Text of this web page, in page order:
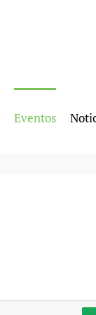
Eventos